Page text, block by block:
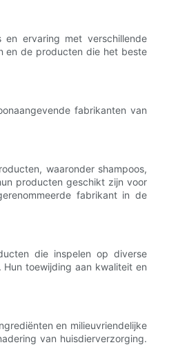
ervaring met verschillende
en de producten die het beste
fabrikanten van
waaronder shampoos,
producten geschikt zijn voor
fabrikant in de
die inspelen op diverse
toewijding aan kwaliteit en
en milieuvriendelijke
van huisdierverzorging.